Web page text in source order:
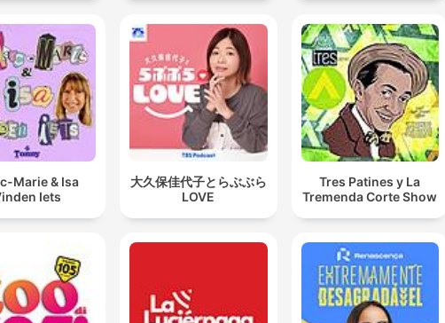
Marie & Isa
Iets
大久保佳代子とらぶぶら
LOVE
Tres Patines y La
Tremenda Corte Show